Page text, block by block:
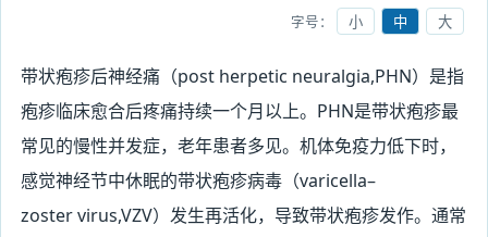
字号： 小 中 大
带状疱疹后神经痛（post herpetic neuralgia,PHN）是指
疱疹临床愈合后疼痛持续一个月以上。PHN是带状疱疹最
常见的慢性并发症，老年患者多见。机体免疫力低下时，
感觉神经节中休眠的带状疱疹病毒（varicella–
zostervirus,VZV）发生再活化，导致带状疱疹发作。通常